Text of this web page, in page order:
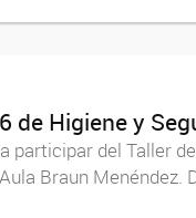
de Higiene y
participar del Taller
Braun